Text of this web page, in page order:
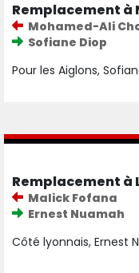
Remplacement à
Mohamed-Ali
Sofiane Diop
Pour les Aiglons,
Remplacement à
Malick Fofana
Ernest Nuamah
Côté lyonnais, Ernest